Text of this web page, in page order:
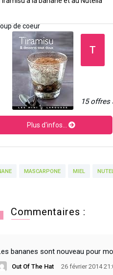
T
15 offres
Plus d'infos...
MASCARPONE MIEL
Commentaires :
bananes sont nouveau pour
Out Of The Hat 26 février 2014